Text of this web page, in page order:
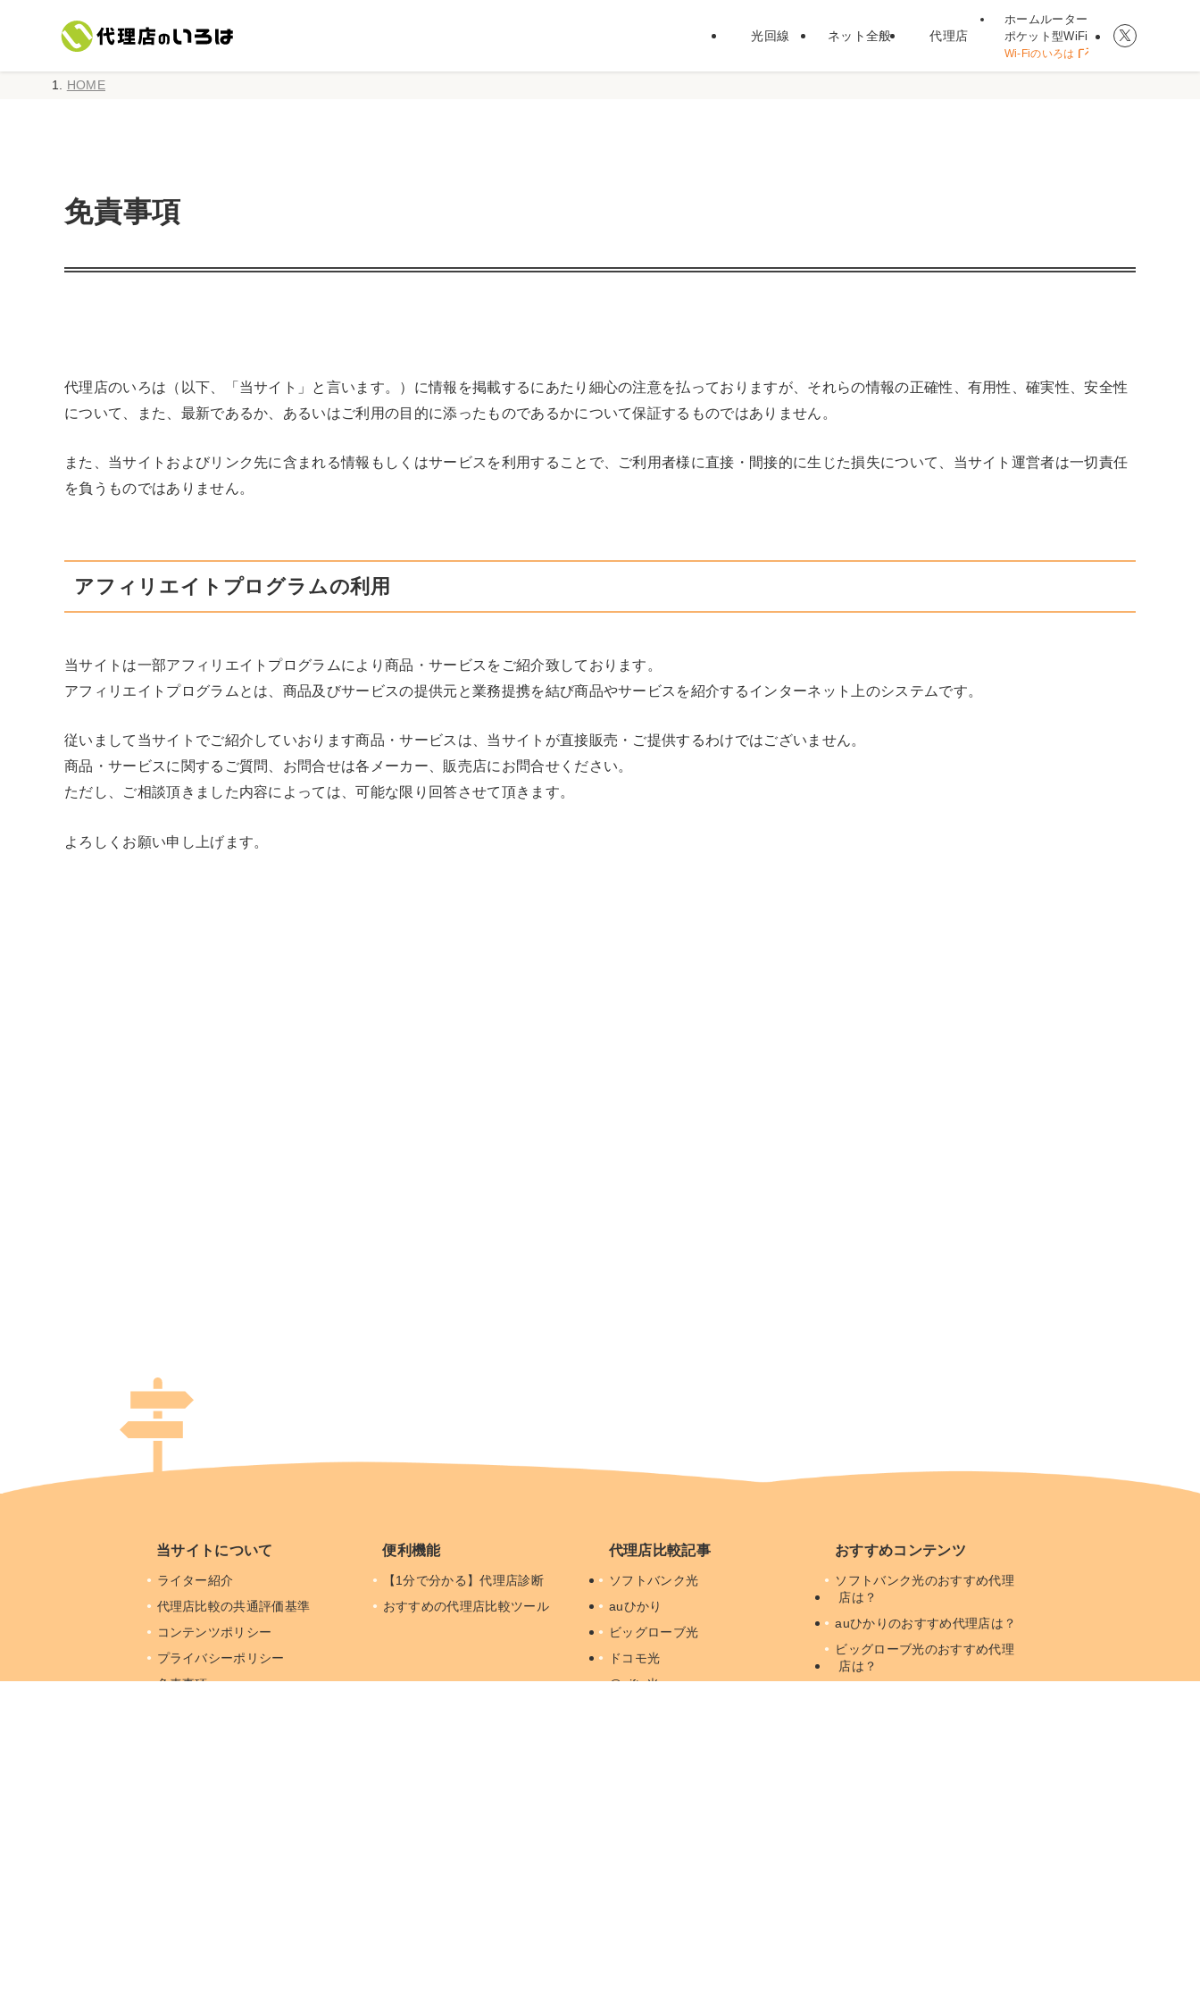
光回線 ネット全般 代理店
ホームルーター
ポケット型WiFi
Wi-Fiのいろは
HOME
免責事項
代理店のいろは（以下、「当サイト」と言います。）に情報を掲載するにあたり細心の注意を払っておりますが、それらの情報の正確性、有用性、確実性、安全性
について、また、最新であるか、あるいはご利用の目的に添ったものであるかについて保証するものではありません。
また、当サイトおよびリンク先に含まれる情報もしくはサービスを利用することで、ご利用者様に直接・間接的に生じた損失について、当サイト運営者は一切責任
を負うものではありません。
アフィリエイトプログラムの利用
当サイトは一部アフィリエイトプログラムにより商品・サービスをご紹介致しております。
アフィリエイトプログラムとは、商品及びサービスの提供元と業務提携を結び商品やサービスを紹介するインターネット上のシステムです。
従いまして当サイトでご紹介していおります商品・サービスは、当サイトが直接販売・ご提供するわけではございません。
商品・サービスに関するご質問、お問合せは各メーカー、販売店にお問合せください。
ただし、ご相談頂きました内容によっては、可能な限り回答させて頂きます。
よろしくお願い申し上げます。
当サイトについて
ライター紹介
代理店比較の共通評価基準
コンテンツポリシー
プライバシーポリシー
免責事項
便利機能
【1分で分かる】代理店診断
おすすめの代理店比較ツール
代理店比較記事
ソフトバンク光
auひかり
ビッグローブ光
ドコモ光
@nifty光
おすすめコンテンツ
ソフトバンク光のおすすめ代理
店は？
auひかりのおすすめ代理店は？
ビッグローブ光のおすすめ代理
店は？